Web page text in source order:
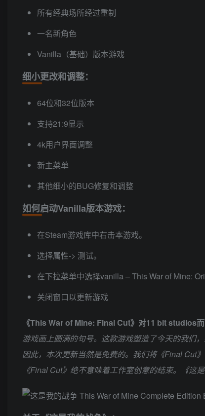
所有经典场所经过重制
一名新角色
Vanilla（基础）版本游戏
细小更改和调整：
64位和32位版本
支持21:9显示
4k用户界面调整
新主菜单
其他细小的BUG修复和调整
如何启动Vanilla版本游戏：
在Steam游戏库中右击本游戏。
选择属性-> 测试。
在下拉菜单中选择vanilla – This War of Mine:
关闭窗口以更新游戏
《This War of Mine: Final Cut》对11 bit studios
游戏画上圆满的句号。这款游戏塑造了今天的我们
因此，本次更新当然是免费的。我们将《Final Cut
《Final Cut》绝不意味着工作室创意的结束。《这